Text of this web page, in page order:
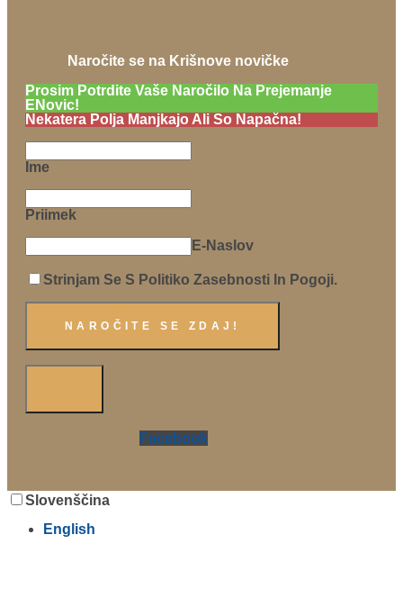
Naročite se na Krišnove novičke
Prosim Potrdite Vaše Naročilo Na Prejemanje
ENovic!
Nekatera Polja Manjkajo Ali So Napačna!
Ime
Priimek
E-Naslov
Strinjam Se S Politiko Zasebnosti In Pogoji.
Facebook
Slovenščina
English